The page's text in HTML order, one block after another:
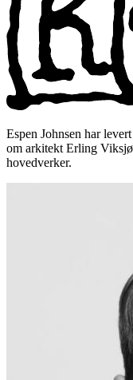
Espen Johnsen har
om arkitekt Erling
hovedverker.